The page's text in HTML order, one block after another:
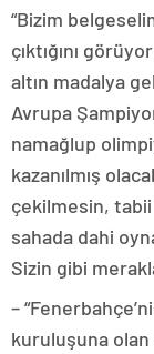
“Bizim
çıktığını
altın madalya
Avrupa
namağlup
kazanılmış
çekilmesin,
sahada dahi
Sizin gibi
–
kuruluşuna olan